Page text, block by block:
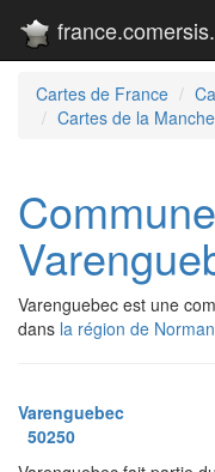
Cartes de France
Cartes de la Manche
Varenguebec est une
dans la région de
Varenguebec
50250